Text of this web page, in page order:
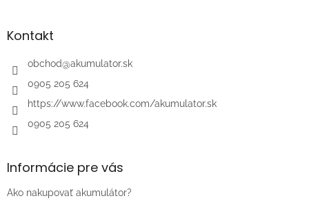
äKontakt
obchod@akumulator.sk
0905 205 624
https://www.facebook.com/akumulator.sk
0905 205 624
Informácie pre vás
Ako nakupovať akumulátor?